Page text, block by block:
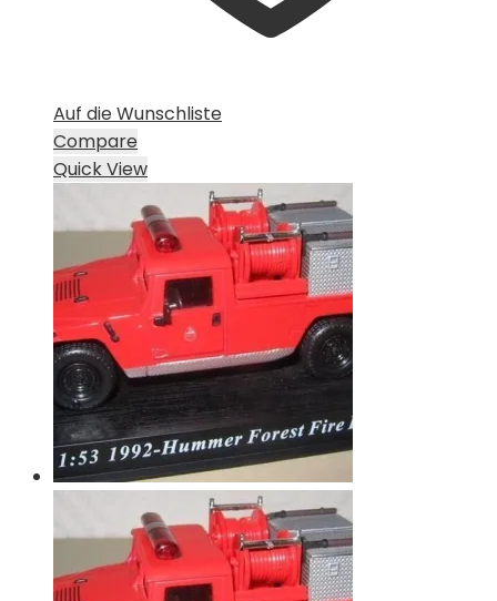
Auf die Wunschliste
Compare
Quick View